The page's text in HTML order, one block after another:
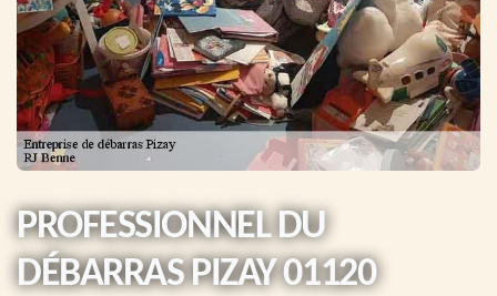
PROFESSIONNEL DU
DÉBARRAS PIZAY 01120